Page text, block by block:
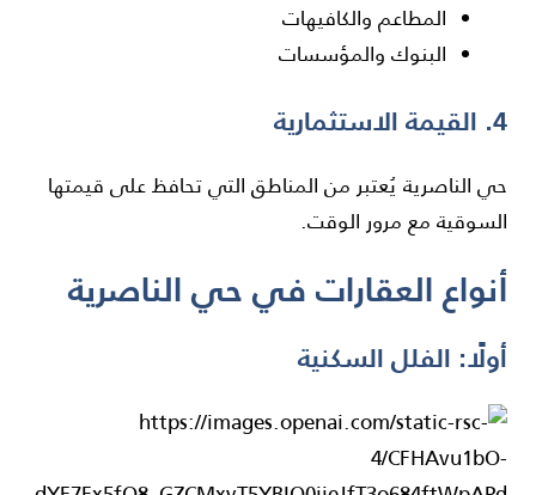
المطاعم والكافيهات
البنوك والمؤسسات
4. القيمة الاستثمارية
حي الناصرية يُعتبر من المناطق التي تحافظ على قيمتها
السوقية مع مرور الوقت.
أنواع العقارات في حي الناصرية
أولًا: الفلل السكنية